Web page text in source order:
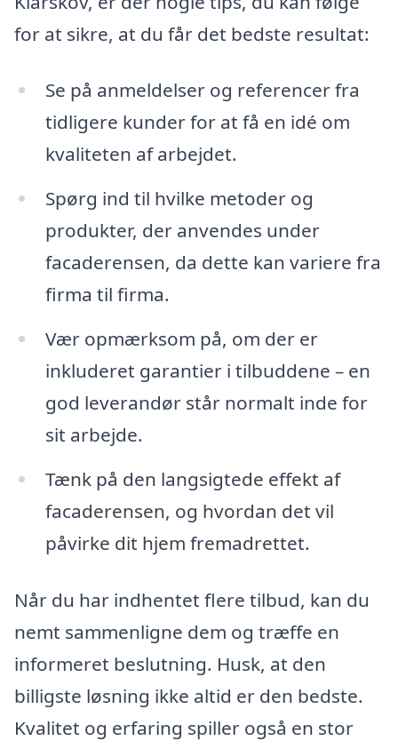
for at sikre, at du får det bedste resultat:
Se på anmeldelser og referencer fra
tidligere kunder for at få en idé om
kvaliteten af arbejdet.
Spørg ind til hvilke metoder og
produkter, der anvendes under
facaderensen, da dette kan variere fra
firma til firma.
Vær opmærksom på, om der er
inkluderet garantier i tilbuddene – en
god leverandør står normalt inde for
sit arbejde.
Tænk på den langsigtede effekt af
facaderensen, og hvordan det vil
påvirke dit hjem fremadrettet.
Når du har indhentet flere tilbud, kan du
nemt sammenligne dem og træffe en
informeret beslutning. Husk, at den
billigste løsning ikke altid er den bedste.
Kvalitet og erfaring spiller også en stor